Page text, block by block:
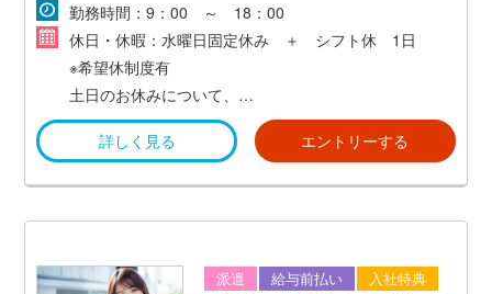
勤務時間：9：00 ～ 18：00
休日・休暇：水曜日固定休み ＋ シフト休 1日
※希望休制度有
土日のお休みについて、
希望休制度を利用して取得可能♪
詳しく見る
エントリーする
派遣 給与前払い 入社特典